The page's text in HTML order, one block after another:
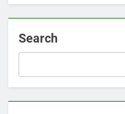
Search